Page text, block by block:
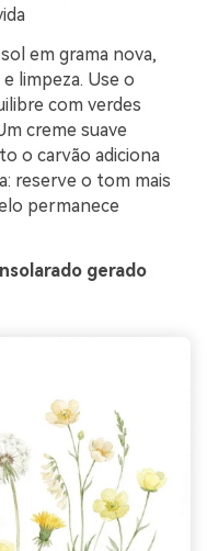
em grama nova,
limpeza. Use o
com verdes
creme suave
o carvão adiciona
reserve o tom mais
permanece
gerado